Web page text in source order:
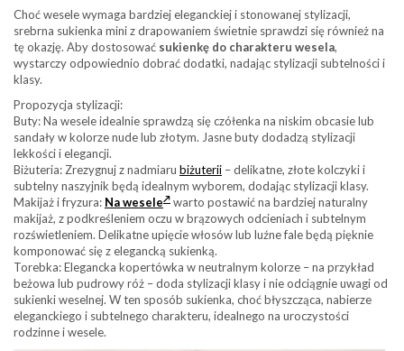
Choć wesele wymaga bardziej eleganckiej i stonowanej stylizacji,
srebrna sukienka mini z drapowaniem świetnie sprawdzi się również na
tę okazję. Aby dostosować sukienkę do charakteru wesela,
wystarczy odpowiednio dobrać dodatki, nadając stylizacji subtelności i
klasy.
Propozycja stylizacji:
Buty: Na wesele idealnie sprawdzą się czółenka na niskim obcasie lub
sandały w kolorze nude lub złotym. Jasne buty dodadzą stylizacji
lekkości i elegancji.
Biżuteria: Zrezygnuj z nadmiaru biżuterii – delikatne, złote kolczyki i
subtelny naszyjnik będą idealnym wyborem, dodając stylizacji klasy.
Makijaż i fryzura: Na wesele
warto postawić na bardziej naturalny
makijaż, z podkreśleniem oczu w brązowych odcieniach i subtelnym
rozświetleniem. Delikatne upięcie włosów lub luźne fale będą pięknie
komponować się z elegancką sukienką.
Torebka: Elegancka kopertówka w neutralnym kolorze – na przykład
beżowa lub pudrowy róż – doda stylizacji klasy i nie odciągnie uwagi od
sukienki weselnej. W ten sposób sukienka, choć błyszcząca, nabierze
eleganckiego i subtelnego charakteru, idealnego na uroczystości
rodzinne i wesele.